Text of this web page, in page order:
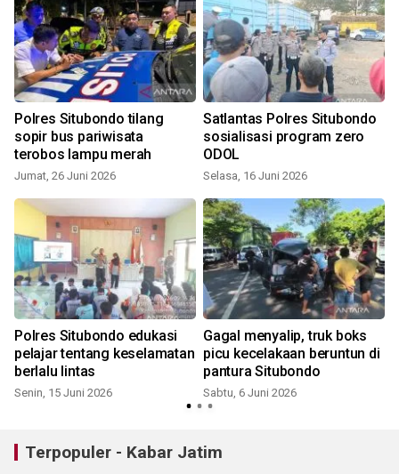
Polres Situbondo tilang
sopir bus pariwisata
terobos lampu merah
Jumat, 26 Juni 2026
Satlantas Polres Situbondo
sosialisasi program zero
ODOL
Selasa, 16 Juni 2026
Polres Situbondo edukasi
pelajar tentang keselamatan
berlalu lintas
Senin, 15 Juni 2026
Gagal menyalip, truk boks
picu kecelakaan beruntun di
pantura Situbondo
Sabtu, 6 Juni 2026
Terpopuler - Kabar Jatim